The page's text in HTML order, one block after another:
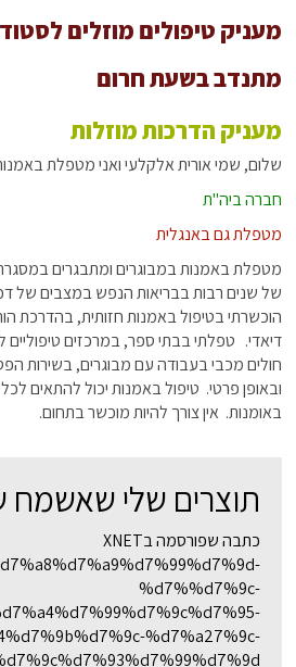
מעניק טיפולים מוזלים
מתנדב בשעת חרום
מעניק הדרכות מוזלות
שלום, שמי אורית אלקלעי ואני מטפלת
חברה ביה"ת
מטפלת גם באנגלית
מטפלת באמנות במבוגרים ומתבגרים במסגרת
של שנים רבות בבריאות הנפש במצבים של
הוכשרתי בטיפול באמנות חזותית, בהדרכת
דיאדי. טפלתי בבתי ספר, במרכזים טיפוליים
חולים מכבי בעבודה עם מבוגרים, בשירות
ובאופן פרטי. טיפול באמנות יכול להתאים
באומנות. אין צורך להיות מוכשר בתחום.
תוצרים שלי שאשמח
כתבה שפורסמה בXNET
%d7%%d7%9c-
%d7%a27%9c-